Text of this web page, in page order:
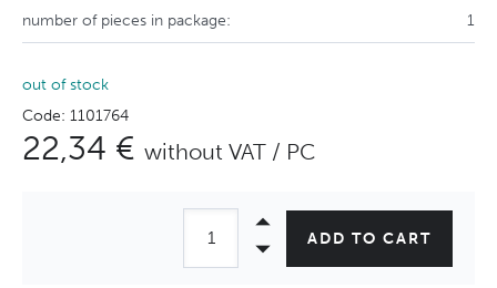
number of pieces in package: 1
out of stock
Code: 1101764
22,34 € without VAT / PC
ADD TO CART